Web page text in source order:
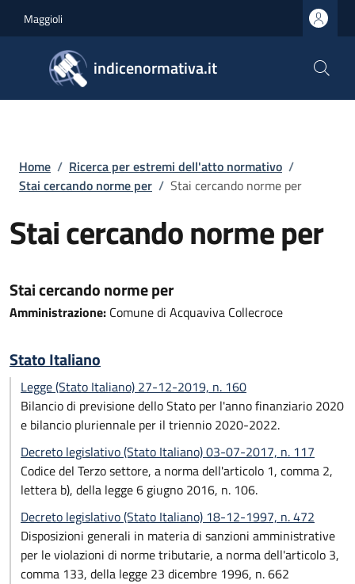
Maggioli
indicenormativa.it
Briciole di pane
Home / Ricerca per estremi dell'atto normativo /
Stai cercando norme per / Stai cercando norme per
Stai cercando norme per
Stai cercando norme per
Amministrazione: Comune di Acquaviva Collecroce
Stato Italiano
Legge (Stato Italiano) 27-12-2019, n. 160
Bilancio di previsione dello Stato per l'anno finanziario 2020
e bilancio pluriennale per il triennio 2020-2022.
Decreto legislativo (Stato Italiano) 03-07-2017, n. 117
Codice del Terzo settore, a norma dell'articolo 1, comma 2,
lettera b), della legge 6 giugno 2016, n. 106.
Decreto legislativo (Stato Italiano) 18-12-1997, n. 472
Disposizioni generali in materia di sanzioni amministrative
per le violazioni di norme tributarie, a norma dell'articolo 3,
comma 133, della legge 23 dicembre 1996, n. 662